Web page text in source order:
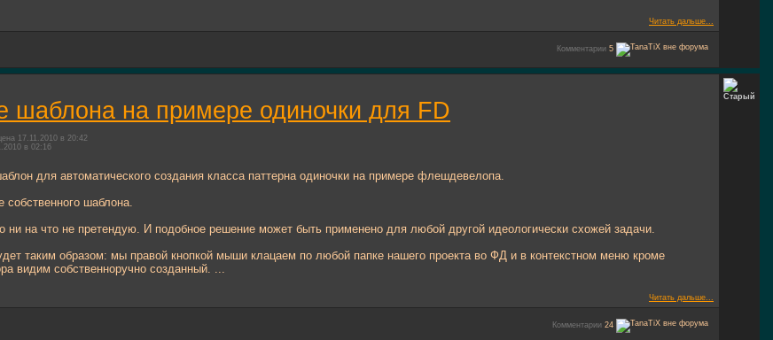
Читать дальше...
Комментарии 5
шаблона на примере одиночки для FD
17.11.2010 в 20:42
в 02:16
для автоматического создания класса паттерна одиночки на примере флешдевелопа.
собственного шаблона.
ни на что не претендую. И подобное решение может быть применено для любой другой идеологически схожей задачи.
таким образом: мы правой кнопкой мыши клацаем по любой папке нашего проекта во ФД и в контекстном меню кроме
видим собственноручно созданный. ...
Читать дальше...
Комментарии 24